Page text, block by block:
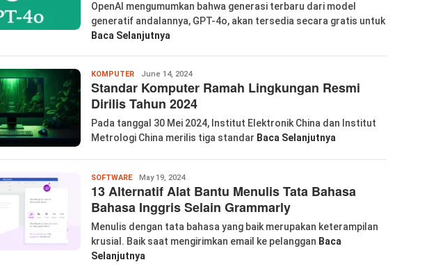
OpenAI mengumumkan bahwa generasi terbaru dari model
generatif andalannya, GPT-4o, akan tersedia secara gratis untuk
Baca Selanjutnya
KOMPUTERlabkom99
June 14, 2024
Standar Komputer Ramah Lingkungan Resmi
Dirilis Tahun 2024
Pada tanggal 30 Mei 2024, Institut Elektronik China dan Institut
Metrologi China merilis tiga standar Baca Selanjutnya
SOFTWAREWanglu
Piao
May 19, 2024
13 Alternatif Alat Bantu Menulis Tata Bahasa
Bahasa Inggris Selain Grammarly
Menulis dengan tata bahasa yang baik merupakan keterampilan
krusial. Baik saat mengirimkan email ke pelanggan Baca
Selanjutnya